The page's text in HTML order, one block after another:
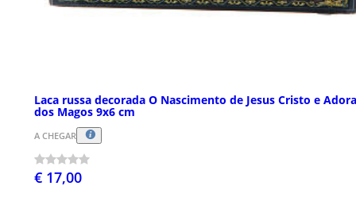
Laca russa decorada O Nascimento de Jesus Cristo e
dos Magos 9x6 cm
A CHEGAR
€ 17,00